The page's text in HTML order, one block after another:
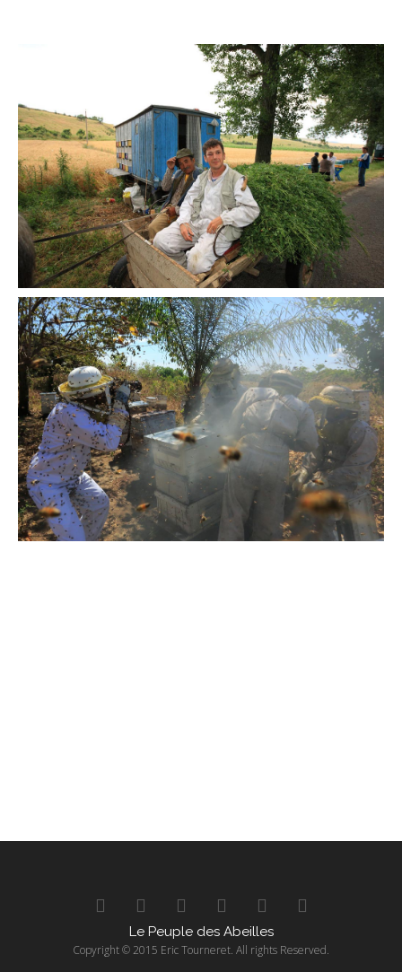
Le Peuple des Abeilles
Copyright © 2015 Eric Tourneret. All rights Reserved.